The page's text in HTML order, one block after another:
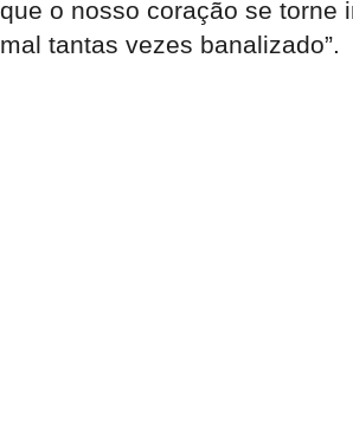
que o nosso coração se torne
mal tantas vezes banalizado”.